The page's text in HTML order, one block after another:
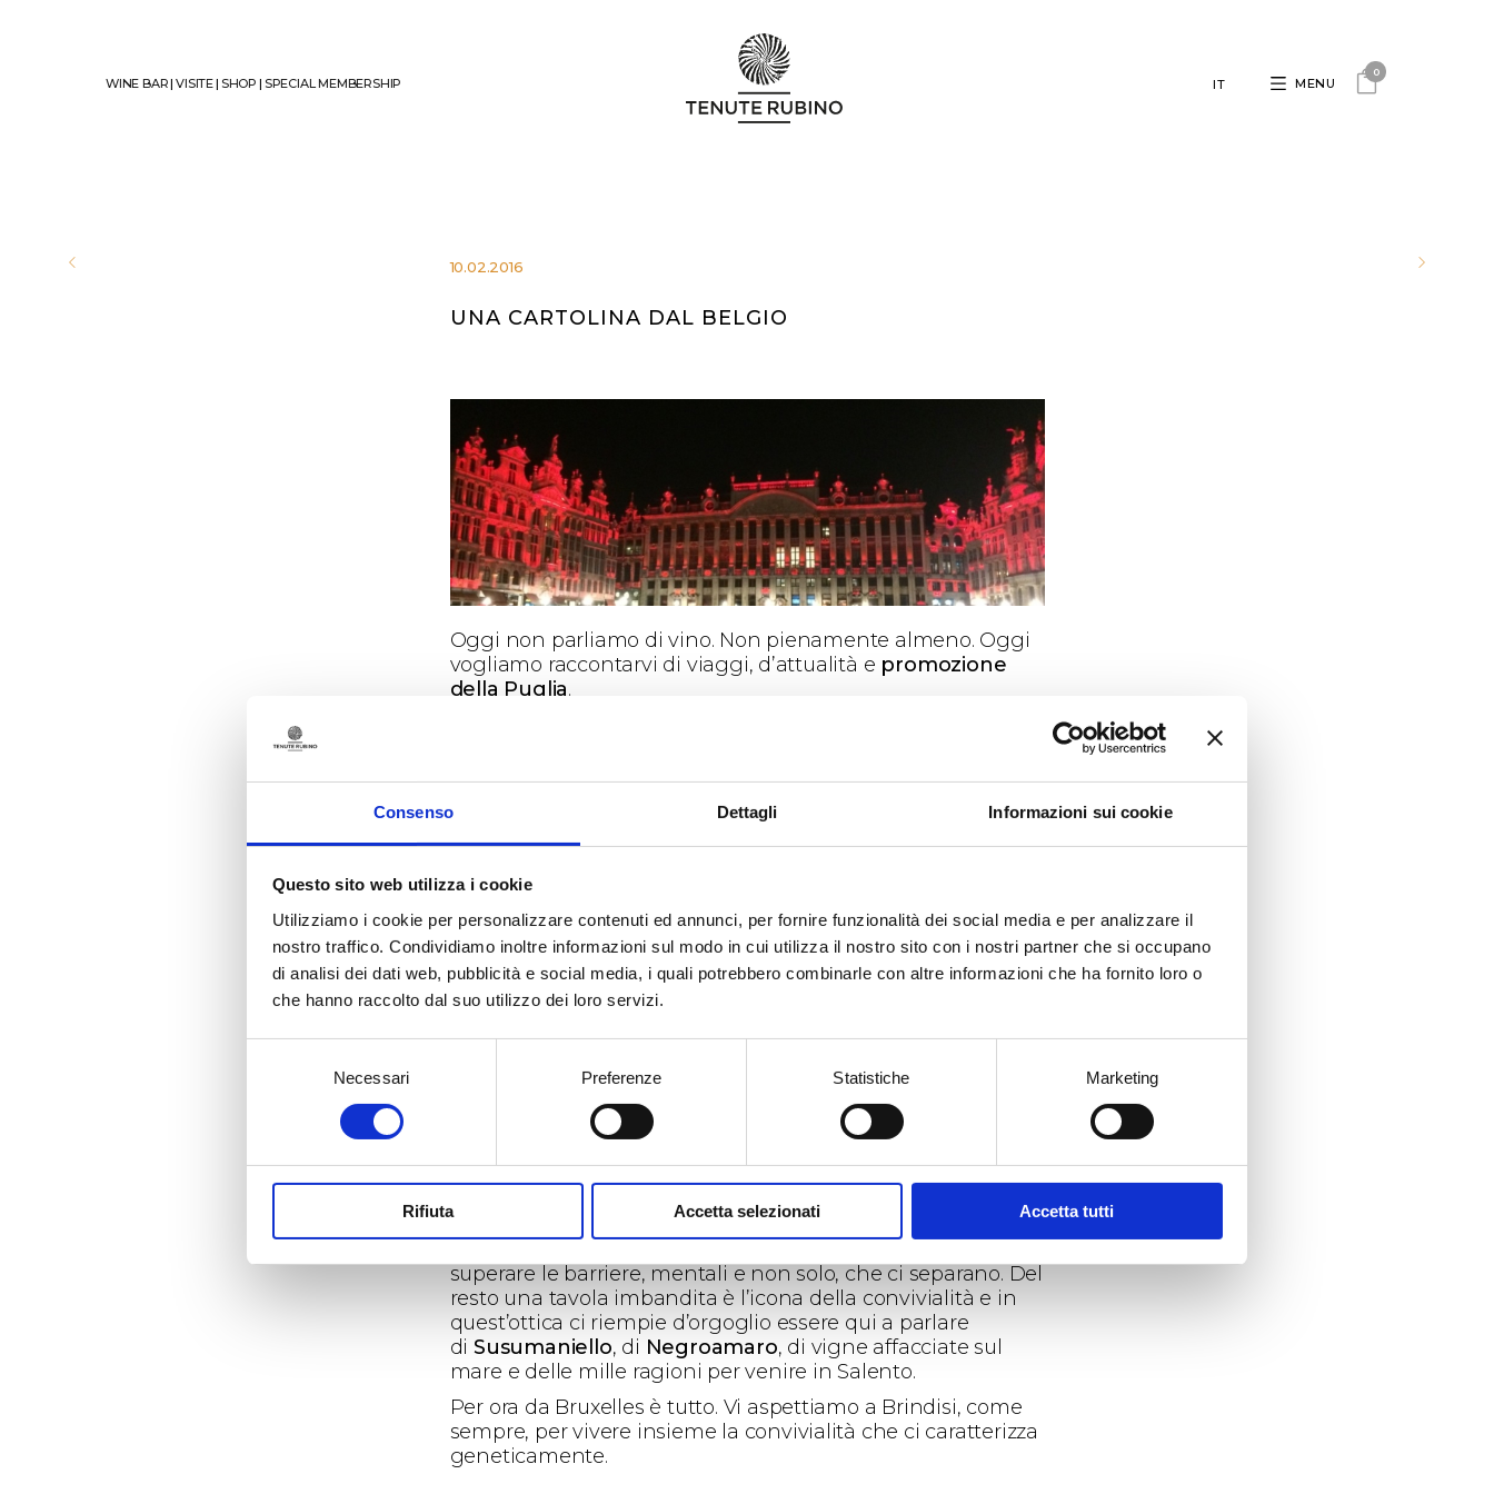
Consenso Dettagli Informazioni sui cookie
Questo sito web utilizza i cookie
Utilizziamo i cookie per personalizzare contenuti ed annunci, per fornire funzionalità dei social media e per analizzare il
nostro traffico. Condividiamo inoltre informazioni sul modo in cui utilizza il nostro sito con i nostri partner che si occupano
di analisi dei dati web, pubblicità e social media, i quali potrebbero combinarle con altre informazioni che ha fornito loro o
che hanno raccolto dal suo utilizzo dei loro servizi.
Necessari Preferenze Statistiche Marketing
Rifiuta Accetta selezionati Accetta tutti
WINE BAR| VISITE| SHOP | SPECIAL MEMBERSHIP IT MENU
0
10.02.2016
UNA CARTOLINA DAL BELGIO
Oggi non parliamo di vino. Non pienamente almeno. Oggi
vogliamo raccontarvi di viaggi, d’attualità e promozione
della Puglia.
un’aria più pesante rispetto alla nostra amata Puglia, non
solo per il vento che quotidianamente ci fa stringere nel
ricordano i problemi del nostro mondo globale e
iperconnesso. Problemi che visti da
Brindisi
sembrano tanto
lontani, ma che in qualche modo prima o poi coinvolgono
tutti.
Bruxelles è un esempio importante di culture e lingue che
in fiera si parlafrancese,inglese,fiammingo. In tutte
queste lingue, ed anche in italiano, abbiam provato a
trasmettere un po’ del calore pugliese, facilitati dal riscontro
positivo derivante dall’assaggio dei nostrivini.
la Puglia è ben conosciuta
e i nostri
vini piacciono tanto. Proprio il vino, l’olio d’oliva, le nostre
superare le barriere, mentali e non solo, che ci separano. Del
resto una tavola imbandita è l’icona della convivialità e in
quest’ottica ci riempie d’orgoglio essere qui a parlare
di Susumaniello, di Negroamaro, di vigne affacciate sul
mare e delle mille ragioni per venire in Salento.
Per ora da Bruxelles è tutto. Vi aspettiamo a Brindisi, come
sempre, per vivere insieme la convivialità che ci caratterizza
geneticamente.